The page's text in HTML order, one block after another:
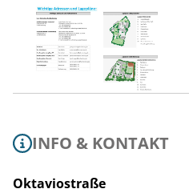
INFO & KONTAKT
Oktaviostraße